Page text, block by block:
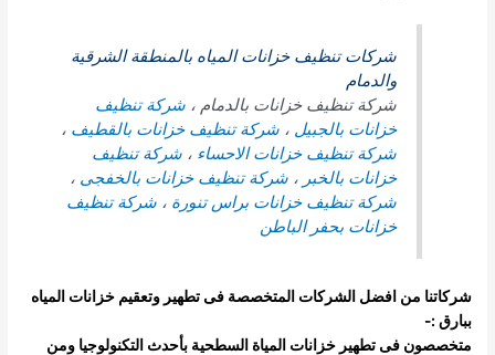
شركات تنظيف خزانات المياه بالمنطقة الشرقية
والدمام
شركة تنظيف خزانات بالدمام ،شركة تنظيف
خزانات بالجبيل ،شركة تنظيف خزانات بالقطيف ،
شركة تنظيف خزانات الاحساء ،شركة تنظيف
خزانات بالخبر ،شركة تنظيف خزانات بالخفجى ،
شركة تنظيف خزانات براس تنورة ،شركة تنظيف
خزانات بحفر الباطن
شركاتنا من افضل الشركات المتخصصة فى تطهير وتعقيم خزانات المياه
ببارق :-
متخصصون فى تطهير خزانات المياة السطحية بأحدث التكنولوجيا ومن